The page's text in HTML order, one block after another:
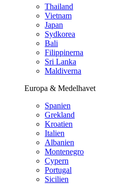
Thailand
Vietnam
Japan
Sydkorea
Bali
Filippinerna
Sri Lanka
Maldiverna
Europa & Medelhavet
Spanien
Grekland
Kroatien
Italien
Albanien
Montenegro
Cypern
Portugal
Sicilien